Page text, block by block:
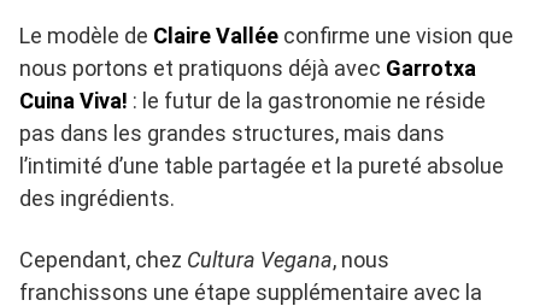
Le modèle de Claire Vallée confirme une vision que
nous portons et pratiquons déjà avec Garrotxa
Cuina Viva! : le futur de la gastronomie ne réside
pas dans les grandes structures, mais dans
l’intimité d’une table partagée et la pureté absolue
des ingrédients.
Cependant, chez Cultura Vegana, nous
franchissons une étape supplémentaire avec la